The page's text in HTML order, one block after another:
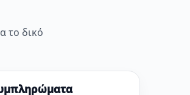
το δικό